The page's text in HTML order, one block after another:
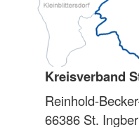
Kreisverband
Reinhold-
66386 St.